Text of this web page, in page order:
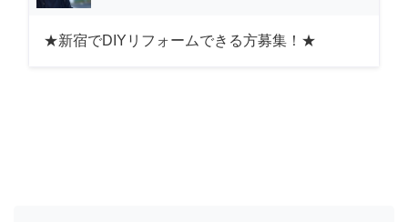
★新宿でDIYリフォームできる方募集！★